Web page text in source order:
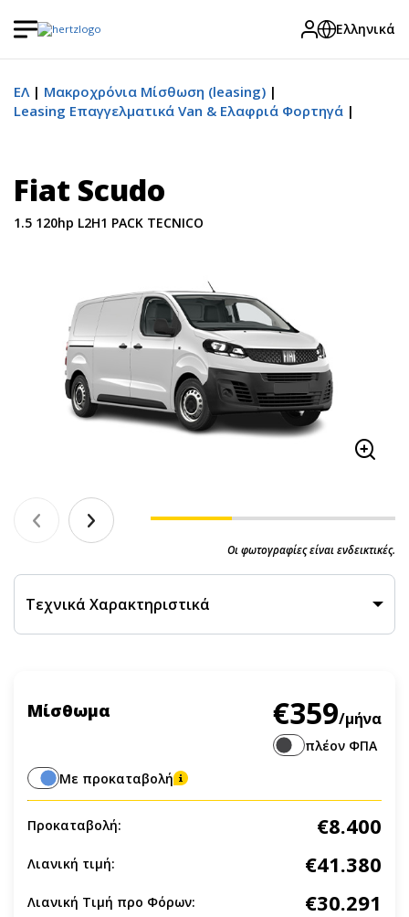
Ελληνικά
ΕΛ
Μακροχρόνια Μίσθωση (leasing)
Leasing Επαγγελματικά Van & Ελαφριά Φορτηγά
Fiat Scudo
1.5 120hp L2Η1 PACK TECNICO
Οι φωτογραφίες είναι ενδεικτικές.
Τεχνικά Χαρακτηριστικά
Μίσθωμα €359/μήνα
πλέον ΦΠΑ
Με προκαταβολή
Προκαταβολή: €8.400
Λιανική τιμή: €41.380
Λιανική Τιμή προ Φόρων: €30.291